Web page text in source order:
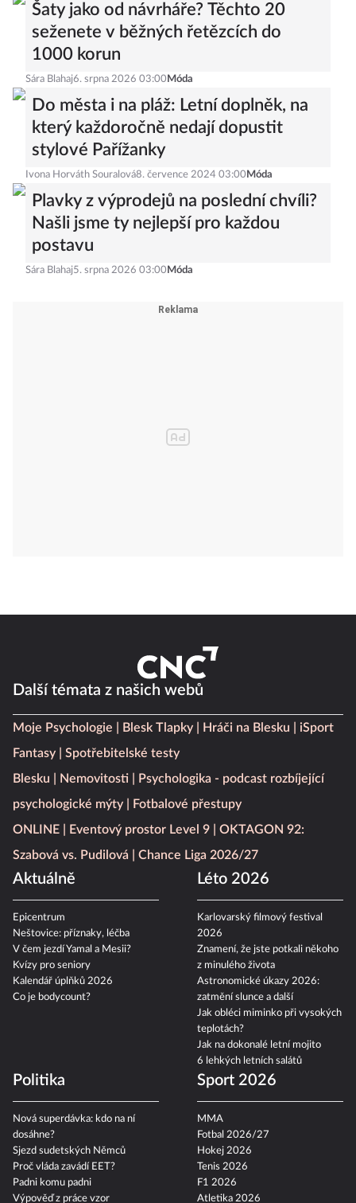
Šaty jako od návrháře? Těchto 20
seženete v běžných řetězcích do
1000 korun
Sára Blahaj6. srpna 2026 03:00 Móda
Do města i na pláž: Letní doplněk, na
který každoročně nedají dopustit
stylové Pařížanky
Ivona Horváth Souralová8. července 2024 03:00 Móda
Plavky z výprodejů na poslední chvíli?
Našli jsme ty nejlepší pro každou
postavu
Sára Blahaj5. srpna 2026 03:00 Móda
Další témata z našich webů
Moje Psychologie Blesk Tlapky Hráči na Blesku
iSport
Fantasy
Spotřebitelské testy
Blesku
Nemovitosti
Psychologika - podcast rozbíjející
psychologické mýty
Fotbalové přestupy
ONLINE
Eventový prostor Level 9
OKTAGON 92:
Szabová vs. Pudilová
Chance Liga 2026/27
Aktuálně
Epicentrum
Neštovice: příznaky, léčba
V čem jezdí Yamal a Mesii?
Kvízy pro seniory
Kalendář úplňků 2026
Co je bodycount?
Léto 2026
Karlovarský filmový festival
2026
Znamení, že jste potkali někoho
z minulého života
Astronomické úkazy 2026:
zatmění slunce a další
Jak obléci miminko při vysokých
teplotách?
Jak na dokonalé letní mojito
6 lehkých letních salátů
Politika
Nová superdávka: kdo na ní
dosáhne?
Sjezd sudetských Němců
Proč vláda zavádí EET?
Padni komu padni
Výpověď z práce vzor
Sport 2026
MMA
Fotbal 2026/27
Hokej 2026
Tenis 2026
F1 2026
Atletika 2026